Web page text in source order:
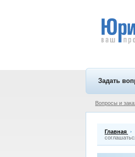
Задать
Вопросы и
Главная